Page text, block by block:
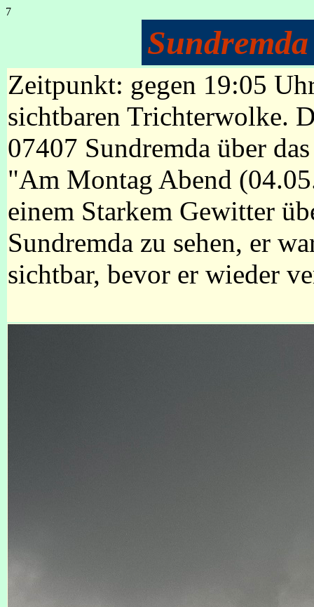
7
Zeitpunkt: gegen 19:05
sichtbaren Trichterwolke.
07407 Sundremda über
"Am Montag Abend
einem Starkem Gewitter
Sundremda zu sehen, er
sichtbar, bevor er wieder